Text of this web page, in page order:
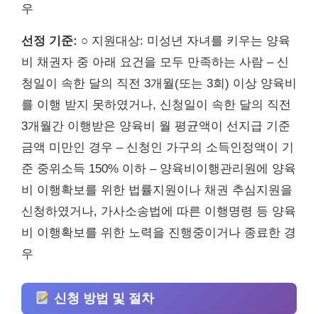
우
선정 기준: ○ 지원대상: 미성년 자녀를 키우는 양육
비 채권자 중 아래 요건을 모두 만족하는 사람 – 신
청일이 속한 달의 직전 3개월(또는 3회) 이상 양육비
를 이행 받지 못하였거나, 신청일이 속한 달의 직전
3개월간 이행받은 양육비 월 평균액이 선지급 기준
금액 미만인 경우 – 신청인 가구의 소득인정액이 기
준 중위소득 150% 이하 – 양육비이행관리원에 양육
비 이행확보를 위한 법률지원이나 채권 추심지원을
신청하였거나, 가사소송법에 따른 이행명령 등 양육
비 이행확보를 위한 노력을 진행중이거나 종료한 경
우
신청 방법 및 절차